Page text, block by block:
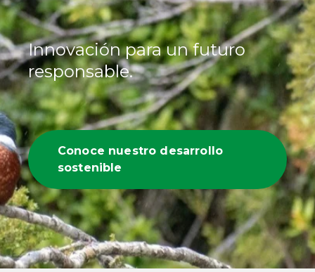
Innovación para un futuro
responsable.
Conoce nuestro desarrollo
sostenible